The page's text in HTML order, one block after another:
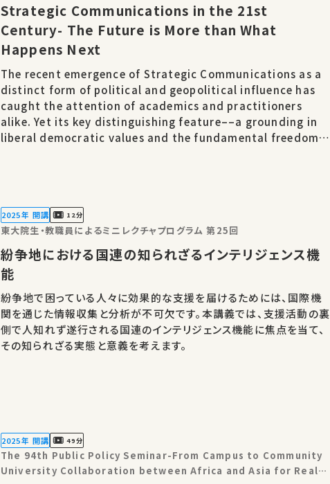
Strategic Communications in the 21st
Century- The Future is More than What
Happens Next
The recent emergence of Strategic Communications as a
distinct form of political and geopolitical influence has
caught the attention of academics and practitioners
alike. Yet its key distinguishing feature––a grounding in
liberal democratic values and the fundamental freedoms
2025年 開講 12分
東大院生・教職員によるミニレクチャプログラム 第25回
紛争地における国連の知られざるインテリジェンス機
能
紛争地で困っている人々に効果的な支援を届けるためには、国際機
関を通じた情報収集と分析が不可欠です。本講義では、支援活動の裏
側で人知れず遂行される国連のインテリジェンス機能に焦点を当て、
その知られざる実態と意義を考えます。
2025年 開講 49分
The 94th Public Policy Seminar-From Campus to Community
University Collaboration between Africa and Asia for Real-